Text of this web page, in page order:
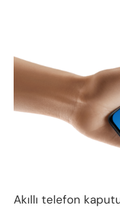
Akıllı telefon